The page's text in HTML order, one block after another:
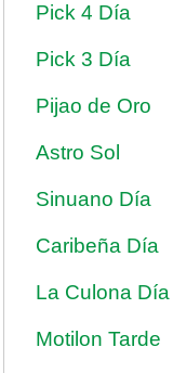
Pick 4 Día
Pick 3 Día
Pijao de Oro
Astro Sol
Sinuano Día
Caribeña Día
La Culona Día
Motilon Tarde